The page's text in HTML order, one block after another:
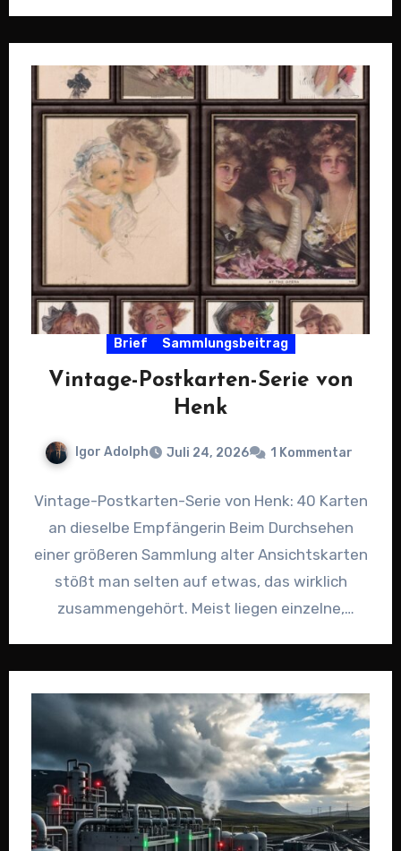
Brief Sammlungsbeitrag
Vintage-Postkarten-Serie von
Henk
Igor Adolph Juli 24, 2026 1 Kommentar
Vintage-Postkarten-Serie von Henk: 40 Karten
an dieselbe Empfängerin Beim Durchsehen
einer größeren Sammlung alter Ansichtskarten
stößt man selten auf etwas, das wirklich
zusammengehört. Meist liegen einzelne,